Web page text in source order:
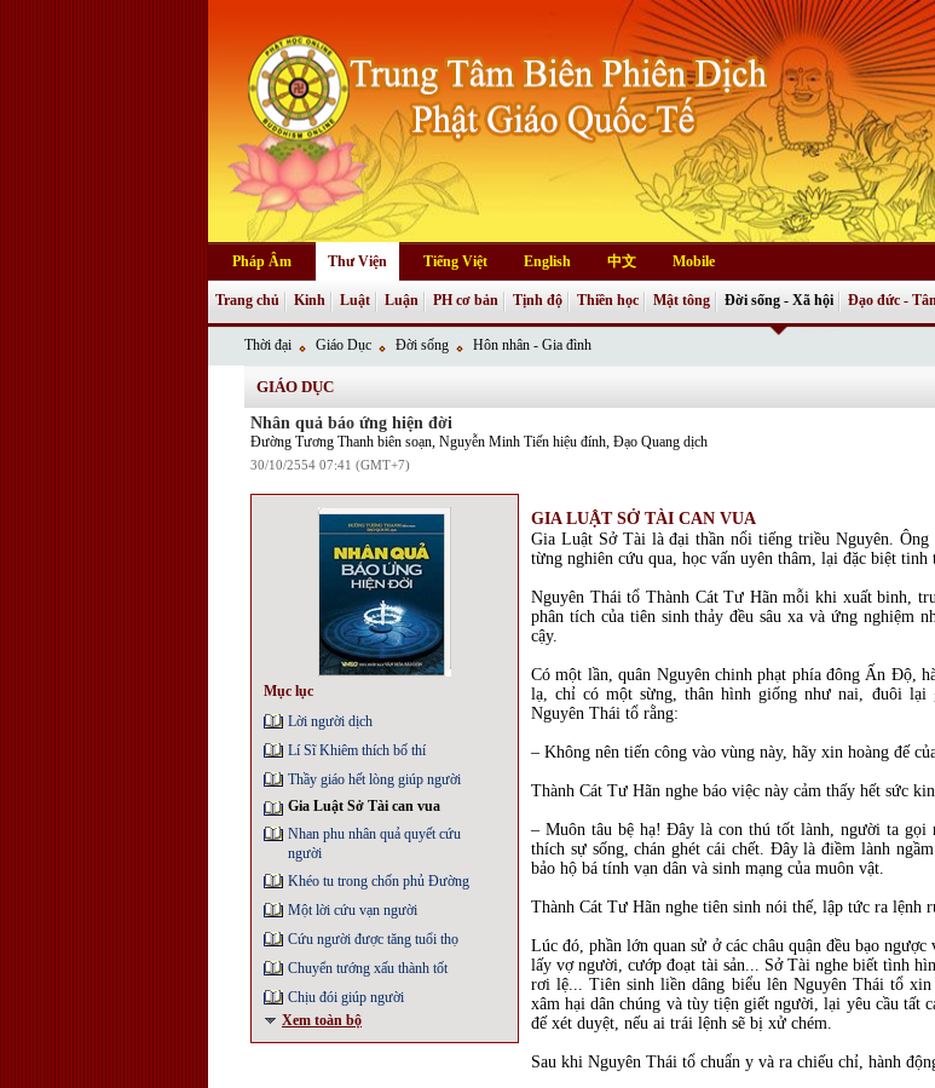
Pháp Âm Thư Viện Tiếng Việt English 中文 Mobile
Trang chủ Kinh Luật Luận PH cơ bản Tịnh độ Thiền học Mật tông Đời sống - Xã hội
Thời đại Giáo Dục Đời sống Hôn nhân - Gia đình
Đạo đức -
GIÁO DỤC
Nhân quả báo ứng hiện đời
Đường Tương Thanh biên soạn, Nguyễn Minh Tiến hiệu đính, Đạo Quang dịch
30/10/2554 07:41 (GMT+7)
Mục lục
Lời người dịch
Lí Sĩ Khiêm thích bố thí
Thầy giáo hết lòng giúp người
Gia Luật Sở Tài can vua
Nhan phu nhân quả quyết cứu
người
Khéo tu trong chốn phủ Đường
Một lời cứu vạn người
Cứu người được tăng tuổi thọ
Chuyển tướng xấu thành tốt
Chịu đói giúp người
Xem toàn bộ
GIA LUẬT SỞ TÀI CAN VUA
Gia Luật Sở Tài là đại thần nổi tiếng triều Nguyên.
từng nghiên cứu qua, học vấn uyên thâm, lại đặc biệt
Nguyên Thái tổ Thành Cát Tư Hãn mỗi khi xuất binh,
phân tích của tiên sinh thảy đều sâu xa và ứng nghiệm
cậy.
Có một lần, quân Nguyên chinh phạt phía đông Ấn Độ,
lạ, chỉ có một sừng, thân hình giống như nai, đuôi
Nguyên Thái tổ rằng:
– Không nên tiến công vào vùng này, hãy xin hoàng đế
Thành Cát Tư Hãn nghe báo việc này cảm thấy hết sức
– Muôn tâu bệ hạ! Đây là con thú tốt lành, người ta gọi
thích sự sống, chán ghét cái chết. Đây là điềm lành
bảo hộ bá tính vạn dân và sinh mạng của muôn vật.
Thành Cát Tư Hãn nghe tiên sinh nói thế, lập tức ra lệnh
Lúc đó, phần lớn quan sử ở các châu quận đều bạo
lấy vợ người, cướp đoạt tài sản... Sở Tài nghe biết tình
rơi lệ... Tiên sinh liền dâng biểu lên Nguyên Thái tổ xin
xâm hại dân chúng và tùy tiện giết người, lại yêu cầu tất
đế xét duyệt, nếu ai trái lệnh sẽ bị xử chém.
Sau khi Nguyên Thái tổ chuẩn y và ra chiếu chỉ, hành